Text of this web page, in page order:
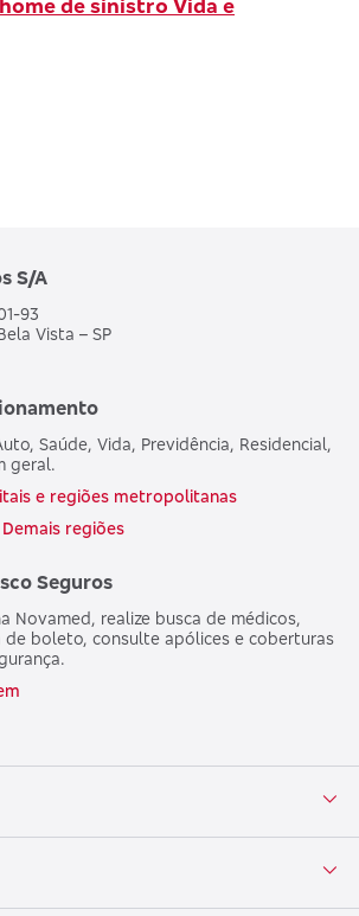
S/A
93
Vista – SP
Saúde, Vida, Previdência, Residencial,
geral.
e regiões metropolitanas
regiões
Seguros
Novamed, realize busca de médicos,
de boleto, consulte apólices e coberturas
Seguros